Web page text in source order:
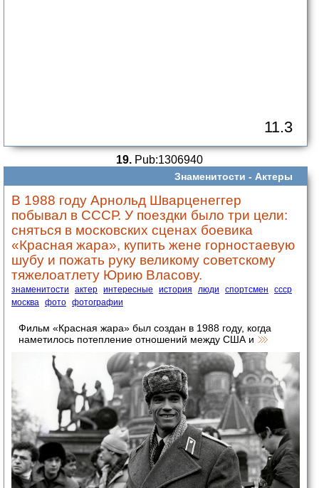
11.3
19. Pub:1306940
Знаменитости - Актеры
В 1988 году Арнольд Шварценеггер
побывал в СССР. У поездки было три цели:
сняться в московских сценах боевика
«Красная жара», купить жене горностаевую
шубу и пожать руку великому советскому
тяжелоатлету Юрию Власову.
знаменитости актер интересные история люди спортсмен
ссср
москва
фото фотографии
Фильм «Красная жара» был создан в 1988 году, когда
наметилось потепление отношений между США и